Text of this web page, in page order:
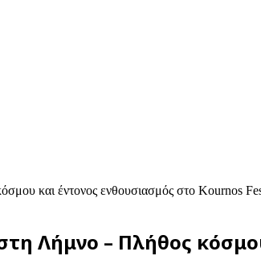
και έντονος ενθουσιασμός στο Kournos
Λήμνο – Πλήθος